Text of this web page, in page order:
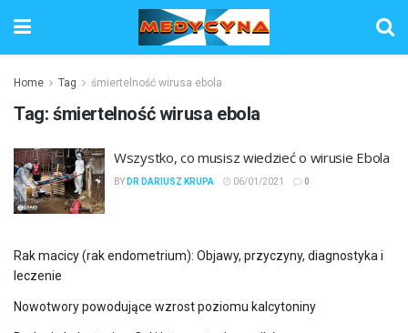
Home Tag śmiertelność wirusa ebola
Tag: śmiertelność wirusa ebola
Wszystko, co musisz wiedzieć o wirusie Ebola
BY DR DARIUSZ KRUPA 06/01/2021 0
Rak macicy (rak endometrium): Objawy, przyczyny, diagnostyka i
leczenie
Nowotwory powodujące wzrost poziomu kalcytoniny